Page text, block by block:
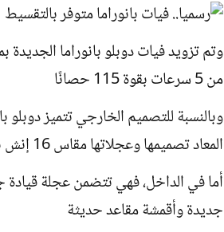
من 5 سرعات بقوة 115 حصانًا
وبالنسبة للتصميم الخارجي تتميز
المعاد تصميمها وعجلاتها مقاس 16 إنش باللون الأسود اللامع
أما في الداخل، فهي تتضمن عجلة
جديدة وأقمشة مقاعد حديثة